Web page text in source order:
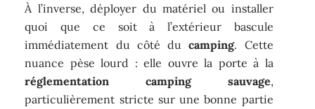
À l’inverse, déployer du matériel ou installer
quoi que ce soit à l’extérieur bascule
immédiatement du côté ducamping. Cette
nuance pèse lourd : elle ouvre la porte à la
réglementation camping sauvage,
particulièrement stricte sur une bonne partie